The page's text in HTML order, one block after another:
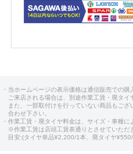
・当ホームページの表示価格は通信販売での購
ご来店される場合は、別途作業工賃・廃タイ
また、一部取付けを行っていない商品もご
合わせ下さい。
・作業工賃・廃タイヤ料金は、サイズ・車種に
※作業工賃は店頭工賃表通りとさせていただ
目安:(タイヤ単品¥2,200/1本、廃タイヤ